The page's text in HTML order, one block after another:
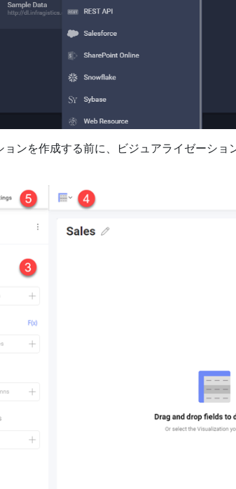
ンを作成する前に、ビジュアライゼーショ